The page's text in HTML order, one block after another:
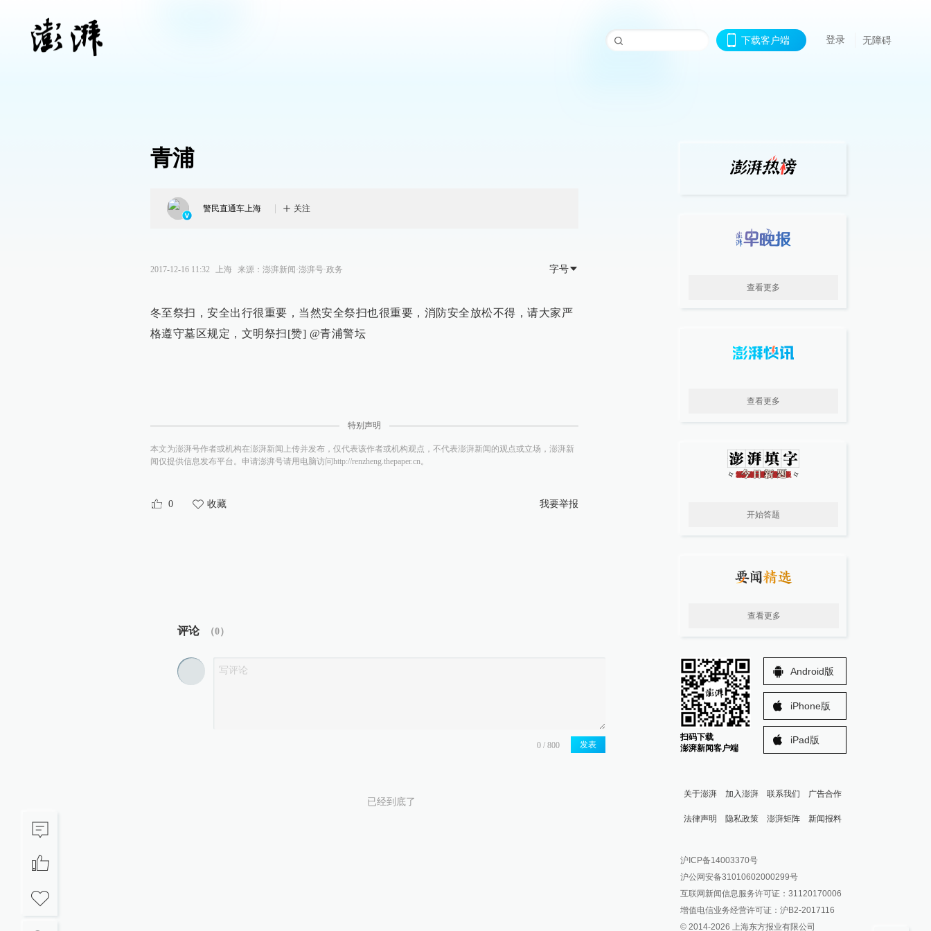
下载客户端 登录 无障碍
青浦
警民直通车上海 关注
2017-12-16 11:32 上海 来源： 澎湃新闻·澎湃号·政务 字号
冬至祭扫，安全出行很重要，当然安全祭扫也很重要，消防安全放松不得，请大家严
格遵守墓区规定，文明祭扫[赞] @青浦警坛
特别声明
本文为澎湃号作者或机构在澎湃新闻上传并发布，仅代表该作者或机构观点，不代表澎湃新闻的观点或立场，澎湃新
闻仅提供信息发布平台。申请澎湃号请用电脑访问http://renzheng.thepaper.cn。
0 收藏 我要举报
评论 （0）
发表
已经到底了
查看更多
查看更多
开始答题
查看更多
扫码下载
澎湃新闻客户端
Android版
iPhone版
iPad版
关于澎湃 加入澎湃 联系我们 广告合作
法律声明 隐私政策 澎湃矩阵
澎湃新闻公众号
澎湃新闻抖音号
派生万物开放平台
IP SHANGHAI
新闻报料
报料邮箱: news@thepaper.cn
沪ICP备14003370号
沪公网安备31010602000299号
互联网新闻信息服务许可证：31120170006
增值电信业务经营许可证：沪B2-2017116
© 2014-2026 上海东方报业有限公司